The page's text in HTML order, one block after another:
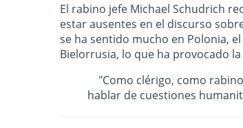
El rabino jefe Michael Schudrich
estar ausentes en el discurso
se ha sentido mucho en Polonia,
Bielorrusia, lo que ha provocado
"Como clérigo, como
hablar de cuestiones